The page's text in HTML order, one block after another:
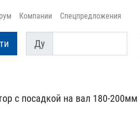
Компании Спецпредложения
Ду
Ду
с посадко​й на вал 180-200мм